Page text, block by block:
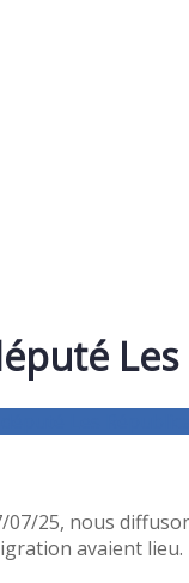
25, nous
avaient lieu.